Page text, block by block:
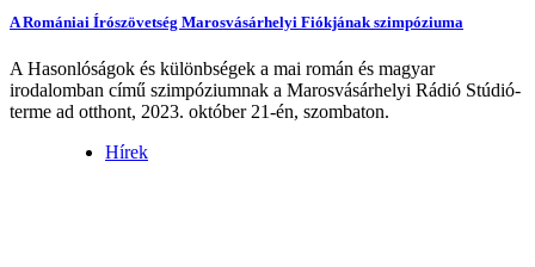
A Romániai Írószövetség Marosvásárhelyi Fiókjának szimpóziuma
A Hasonlóságok és különbségek a mai román és magyar
irodalomban című szimpóziumnak a Marosvásárhelyi Rádió Stúdió-
terme ad otthont, 2023. október 21-én, szombaton.
Hírek